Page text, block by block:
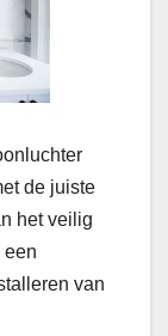
de juiste
het veilig
een
van